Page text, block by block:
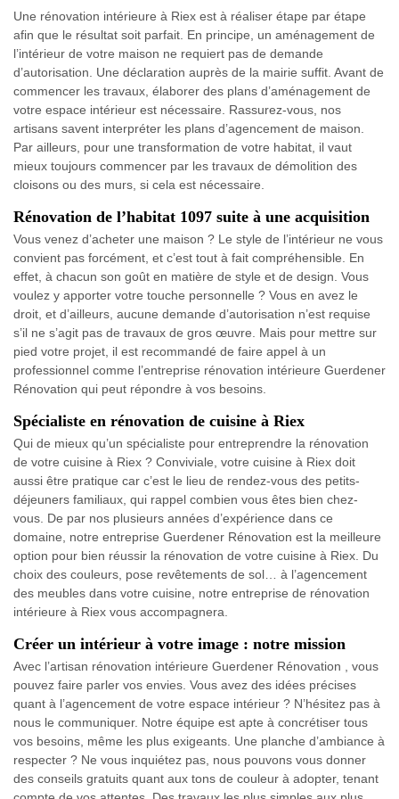
Une rénovation intérieure à Riex est à réaliser étape par étape
afin que le résultat soit parfait. En principe, un aménagement de
l’intérieur de votre maison ne requiert pas de demande
d’autorisation. Une déclaration auprès de la mairie suffit. Avant de
commencer les travaux, élaborer des plans d’aménagement de
votre espace intérieur est nécessaire. Rassurez-vous, nos
artisans savent interpréter les plans d’agencement de maison.
Par ailleurs, pour une transformation de votre habitat, il vaut
mieux toujours commencer par les travaux de démolition des
cloisons ou des murs, si cela est nécessaire.
Rénovation de l’habitat 1097 suite à une acquisition
Vous venez d’acheter une maison ? Le style de l’intérieur ne vous
convient pas forcément, et c’est tout à fait compréhensible. En
effet, à chacun son goût en matière de style et de design. Vous
voulez y apporter votre touche personnelle ? Vous en avez le
droit, et d’ailleurs, aucune demande d’autorisation n’est requise
s’il ne s’agit pas de travaux de gros œuvre. Mais pour mettre sur
pied votre projet, il est recommandé de faire appel à un
professionnel comme l’entreprise rénovation intérieure Guerdener
Rénovation qui peut répondre à vos besoins.
Spécialiste en rénovation de cuisine à Riex
Qui de mieux qu’un spécialiste pour entreprendre la rénovation
de votre cuisine à Riex ? Conviviale, votre cuisine à Riex doit
aussi être pratique car c’est le lieu de rendez-vous des petits-
déjeuners familiaux, qui rappel combien vous êtes bien chez-
vous. De par nos plusieurs années d’expérience dans ce
domaine, notre entreprise Guerdener Rénovation est la meilleure
option pour bien réussir la rénovation de votre cuisine à Riex. Du
choix des couleurs, pose revêtements de sol… à l’agencement
des meubles dans votre cuisine, notre entreprise de rénovation
intérieure à Riex vous accompagnera.
Créer un intérieur à votre image : notre mission
Avec l’artisan rénovation intérieure Guerdener Rénovation , vous
pouvez faire parler vos envies. Vous avez des idées précises
quant à l’agencement de votre espace intérieur ? N’hésitez pas à
nous le communiquer. Notre équipe est apte à concrétiser tous
vos besoins, même les plus exigeants. Une planche d’ambiance à
respecter ? Ne vous inquiétez pas, nous pouvons vous donner
des conseils gratuits quant aux tons de couleur à adopter, tenant